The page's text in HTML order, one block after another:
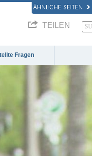
ÄHNLICHE SEITEN
TEILEN
Fragen